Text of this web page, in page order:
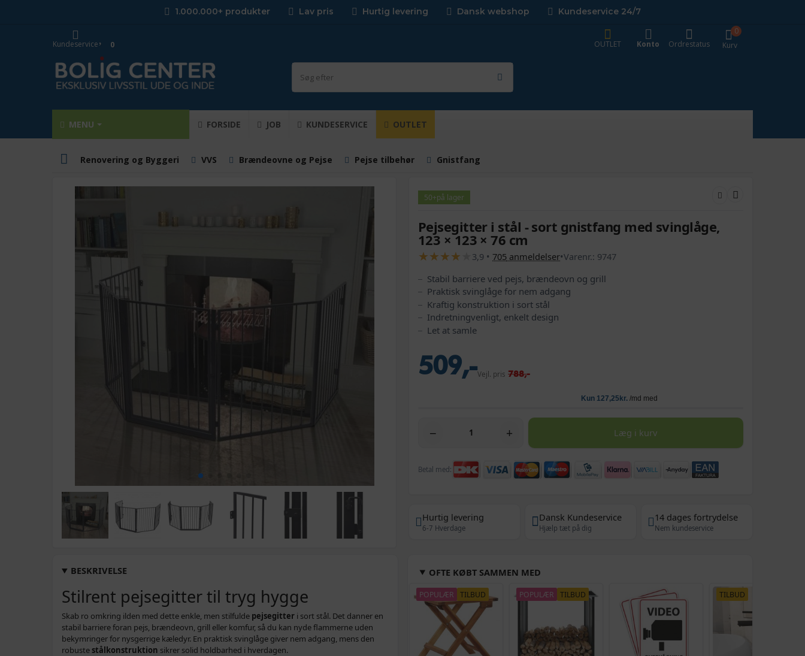
1.000.000+ produkter Lav pris Hurtig levering Dansk webshop Kundeservice 24/7
Kurv
0
OUTLET
Konto Ordrestatus
Kundeservice 0
MENU FORSIDE JOB KUNDESERVICE OUTLET
Renovering og Byggeri VVS Brændeovne og Pejse Pejse tilbehør Gnistfang
50+på lager
Pejsegitter i stål - sort gnistfang med svinglåge,
123 × 123 × 76 cm
★
★★
★★
★★
★ 3,9 • 705 anmeldelser•Varenr.: 9747
Stabil barriere ved pejs, brændeovn og grill
Praktisk svinglåge for nem adgang
Kraftig konstruktion i sort stål
Indretningvenligt, enkelt design
Let at samle
509,-Vejl. pris 788,-
− + Læg i kurv
Betal med:
Hurtig levering
6-7 Hverdage
Dansk Kundeservice
Hjælp tæt på dig
14 dages fortrydelse
Nem kundeservice
BESKRIVELSE
Stilrent pejsegitter til tryg hygge
Skab ro omkring ilden med dette enkle, men stilfulde pejsegitter i sort stål. Det danner en
stabil barriere foran pejs, brændeovn, grill eller komfur, så du kan nyde flammerne uden
bekymringer for nysgerrige kæledyr. En praktisk svinglåge giver nem adgang, mens den
robustestålkonstruktion sikrer solid holdbarhed i hverdagen.
OFTE KØBT SAMMEN MED
POPULÆR TILBUD POPULÆR TILBUD TILBUD